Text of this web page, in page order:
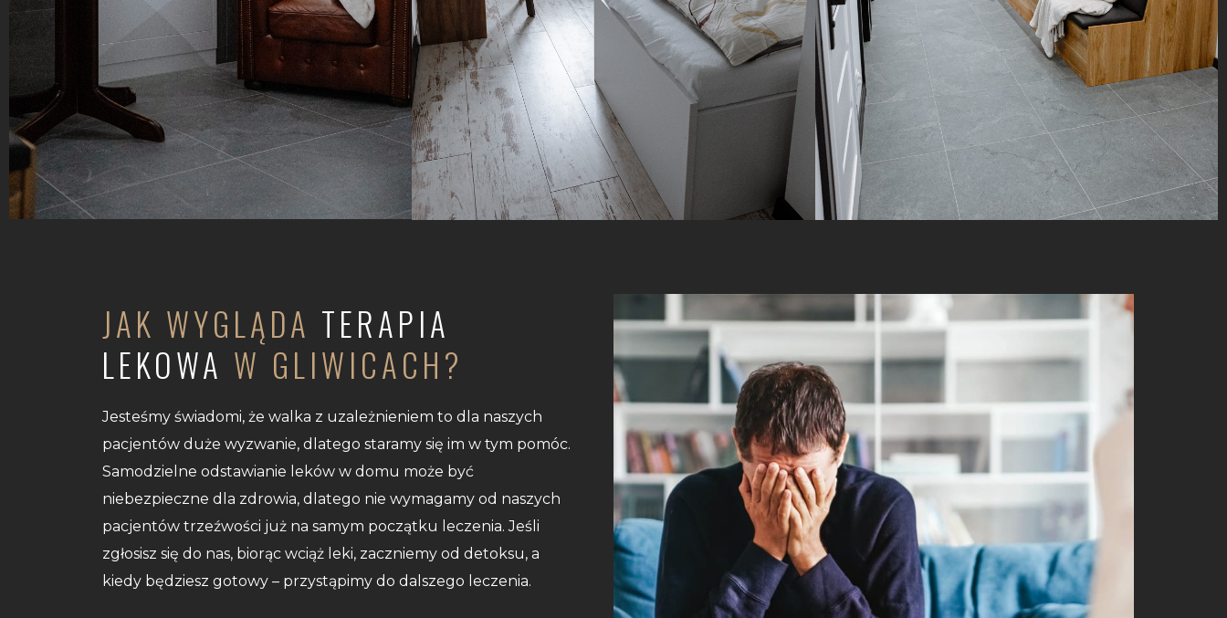
JAK WYGLĄDA TERAPIA
LEKOWA W GLIWICACH?
Jesteśmy świadomi, że walka z uzależnieniem to dla naszych
pacjentów duże wyzwanie, dlatego staramy się im w tym pomóc.
Samodzielne odstawianie leków w domu może być
niebezpieczne dla zdrowia, dlatego nie wymagamy od naszych
pacjentów trzeźwości już na samym początku leczenia. Jeśli
zgłosisz się do nas, biorąc wciąż leki, zaczniemy od detoksu, a
kiedy będziesz gotowy – przystąpimy do dalszego leczenia.